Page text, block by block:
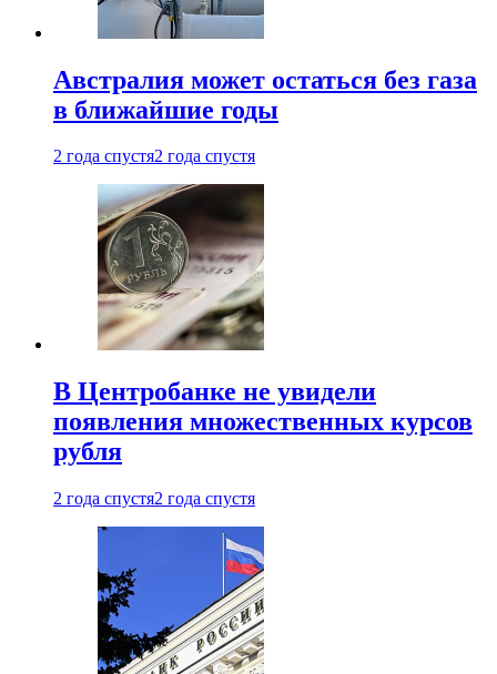
Австралия может остаться без газа
в ближайшие годы
2 года спустя2 года спустя
В Центробанке не увидели
появления множественных курсов
рубля
2 года спустя2 года спустя